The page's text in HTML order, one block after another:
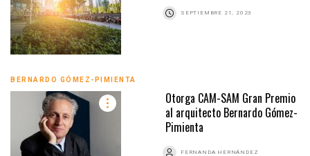
SEPTIEMBRE 21, 2023
BERNARDO GÓMEZ-PIMIENTA
Otorga CAM-SAM Gran Premio
al arquitecto Bernardo Gómez-
Pimienta
FERNANDA HERNÁNDEZ